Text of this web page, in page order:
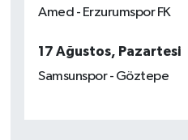
Amed - Erzurumspor FK
17 Ağustos, Pazartesi
Samsunspor - Göztepe